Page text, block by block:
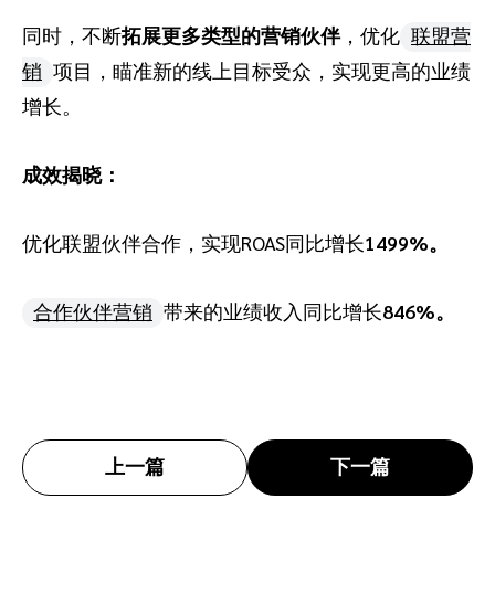
同时，不断拓展更多类型的营销伙伴，优化 联盟营
销 项目，瞄准新的线上目标受众，实现更高的业绩
增长。
成效揭晓：
优化联盟伙伴合作，实现ROAS同比增长1499%。
合作伙伴营销 带来的业绩收入同比增长846%。
上一篇 下一篇